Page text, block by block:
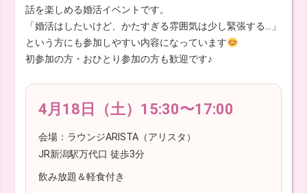
話を楽しめる婚活イベントです。
「婚活はしたいけど、かたすぎる雰囲気は少し緊張する…」
という方にも参加しやすい内容になっています
初参加の方・おひとり参加の方も歓迎です♪
4月18日（土）15:30〜17:00
会場：ラウンジARISTA（アリスタ）
JR新潟駅万代口 徒歩3分
飲み放題＆軽食付き